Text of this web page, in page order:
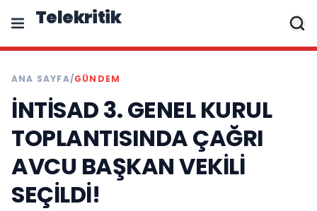
Telekritik
ANA SAYFA/GÜNDEM
İNTİSAD 3. GENEL KURUL
TOPLANTISINDA ÇAĞRI
AVCU BAŞKAN VEKİLİ
SEÇİLDİ!